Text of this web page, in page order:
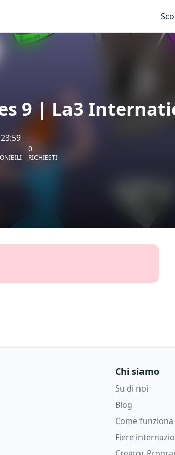
9 | La3
0
RICHIESTI
Chi siamo
Su di noi
Blog
Come funziona
Fiere